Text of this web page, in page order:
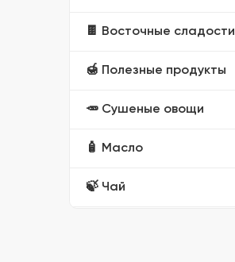
🍫 Восточные сладости
🍯 Полезные продукты
🥕 Сушеные овощи
🧴 Масло
🍃 Чай